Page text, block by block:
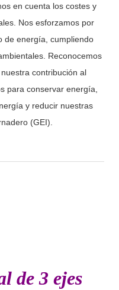
en cuenta los costes y
Nos esforzamos por
de energía, cumpliendo
Reconocemos
contribución al
para conservar energía,
y reducir nuestras
(GEI).
de 3 ejes